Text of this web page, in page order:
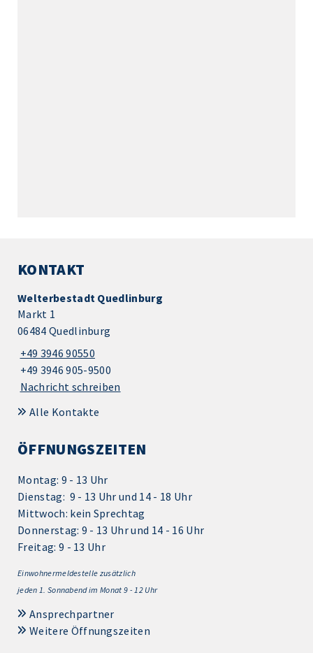
KONTAKT
Welterbestadt Quedlinburg
Markt 1
06484 Quedlinburg
+49 3946 90550
+49 3946 905-9500
Nachricht schreiben
Alle Kontakte
ÖFFNUNGSZEITEN
Montag: 9 - 13 Uhr
Dienstag: 9 - 13 Uhr und 14 - 18 Uhr
Mittwoch: kein Sprechtag
Donnerstag: 9 - 13 Uhr und 14 - 16 Uhr
Freitag: 9 - 13 Uhr
Einwohnermeldestelle zusätzlich
jeden 1. Sonnabend im Monat 9 - 12 Uhr
Ansprechpartner
Weitere Öffnungszeiten